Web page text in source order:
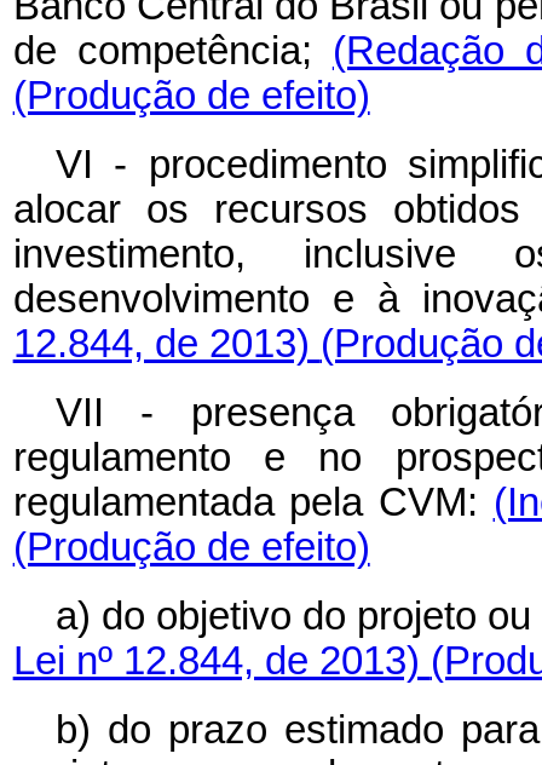
de competência; (Redação
(Produção de efeito)
VI - procedimento
alocar os recursos
investimento,
desenvolvimento e à
12.844, de 2013) (Produção
VII - presença
regulamento e no
regulamentada pela CVM:
(Produção de efeito)
a) do objetivo do projeto
Lei nº 12.844, de 2013)
b) do prazo estimado